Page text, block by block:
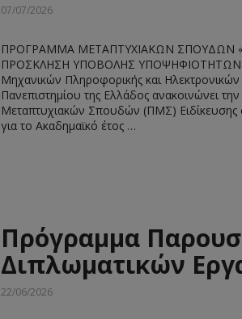
07/07/2026
ΠΡΟΓΡΑΜΜΑ ΜΕΤΑΠΤΥΧΙΑΚΩΝ ΣΠΟΥΔΩΝ
ΠΡΟΣΚΛΗΣΗ ΥΠΟΒΟΛΗΣ ΥΠΟΨΗΦΙΟΤΗΤΩΝ
Μηχανικών Πληροφορικής και
Πανεπιστημίου της Ελλάδος ανακοινώνει
Μεταπτυχιακών Σπουδών (ΠΜΣ) Ειδίκευσης
για το Ακαδημαϊκό έτος …
Πρόγραμμα
Διπλωματικών
22/06/2026